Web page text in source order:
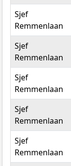
Sjef
Remmenlaan
Sjef
Remmenlaan
Sjef
Remmenlaan
Sjef
Remmenlaan
Sjef
Remmenlaan